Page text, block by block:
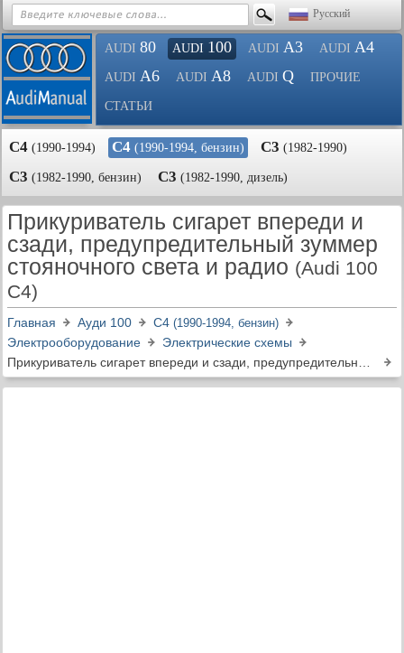
Русский
AUDI 80 AUDI 100 AUDI A3 AUDI A4
AUDI A6 AUDI A8 AUDI Q ПРОЧИЕ
СТАТЬИ
С4 (1990-1994) С4 (1990-1994, бензин) С3 (1982-1990)
С3 (1982-1990, бензин) С3 (1982-1990, дизель)
Прикуриватель сигарет впереди и
сзади, предупредительный зуммер
стояночного света и радио (Audi 100
C4)
Главная Ауди 100 С4 (1990-1994, бензин)
Электрооборудование
Электрические схемы